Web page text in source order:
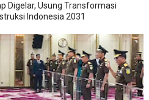
Digelar, Usung Transformasi
Indonesia 2031